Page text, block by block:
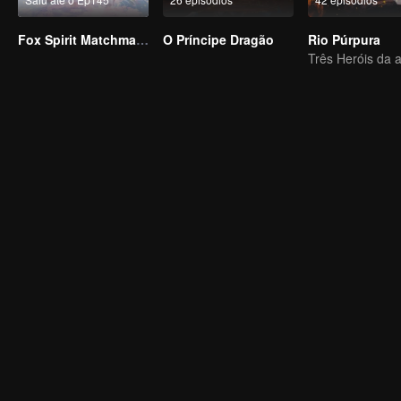
Fox Spirit Matchmaker O Príncipe Dragão
Rio Púrpura